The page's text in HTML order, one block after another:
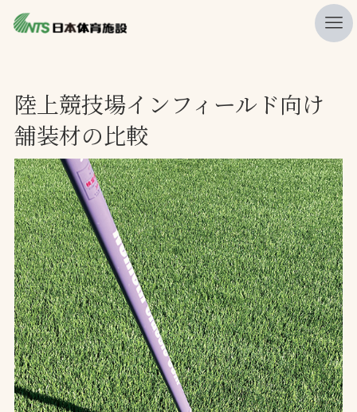
ニュース
プレスリリース
レポート
製品・サービス一覧
施工・管理実績一覧
会社概要
採用情報
検索
お問合せ
陸上競技場インフィールド向け
舗装材の比較